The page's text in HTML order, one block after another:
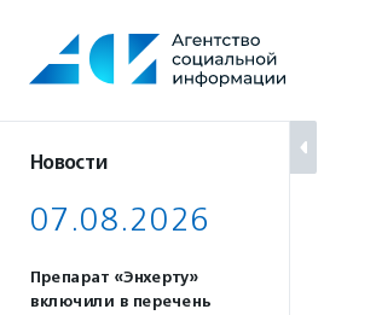
содержанию
Новости
07.08.2026
Препарат «Энхерту»
включили в перечень